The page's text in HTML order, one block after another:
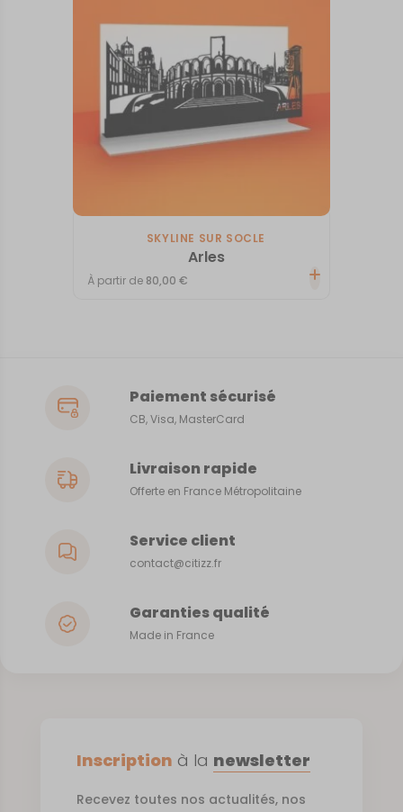
SKYLINE SUR SOCLE
Arles
À partir de 80,00€
Paiement sécurisé
CB, Visa, MasterCard
Livraison rapide
Offerte en France Métropolitaine
Service client
contact@citizz.fr
Garanties qualité
Made in France
Inscription à la newsletter
Recevez toutes nos actualités, nos